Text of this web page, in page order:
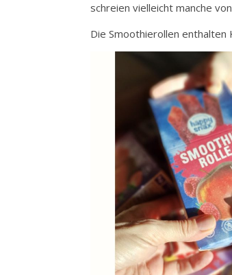
schreien vielleicht manche
Die Smoothierollen enthalten